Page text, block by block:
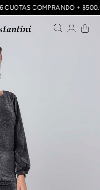
6 CUOTAS COMPRANDO +